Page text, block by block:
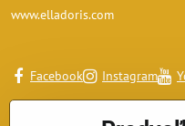
www.elladoris.com
Facebook Instagram